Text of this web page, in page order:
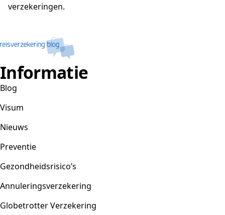
verzekeringen.
Informatie
Blog
Visum
Nieuws
Preventie
Gezondheidsrisico’s
Annuleringsverzekering
Globetrotter Verzekering